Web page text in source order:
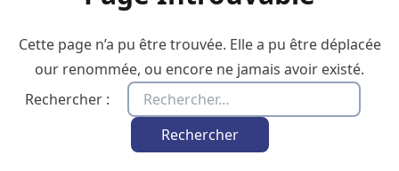
Cette page n’a pu être trouvée. Elle a pu être déplacée
our renommée, ou encore ne jamais avoir existé.
Rechercher :